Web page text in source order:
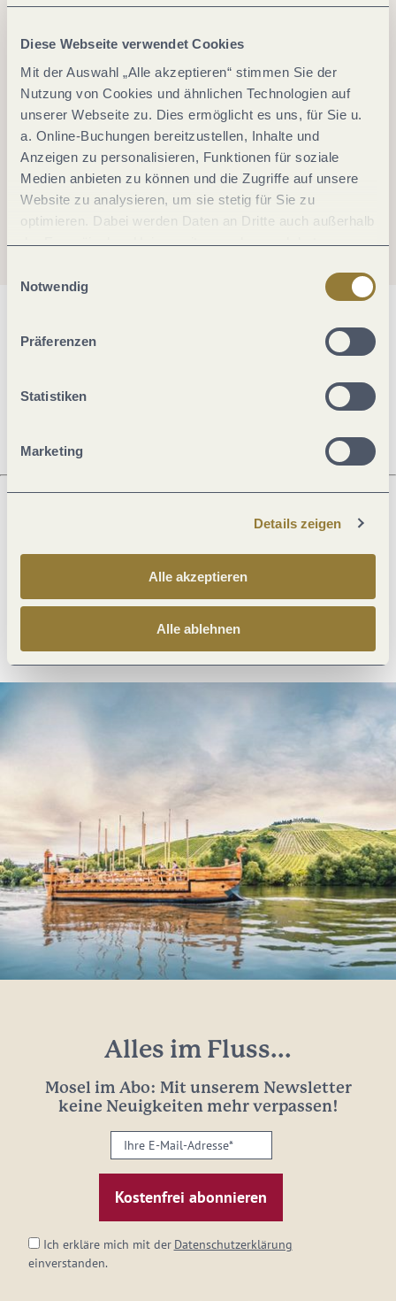
Diese Webseite verwendet Cookies
Mit der Auswahl „Alle akzeptieren“ stimmen Sie der
Nutzung von Cookies und ähnlichen Technologien auf
unserer Webseite zu. Dies ermöglicht es uns, für Sie u.
a. Online-Buchungen bereitzustellen, Inhalte und
Anzeigen zu personalisieren, Funktionen für soziale
Medien anbieten zu können und die Zugriffe auf unsere
Website zu analysieren, um sie stetig für Sie zu
optimieren. Dabei werden Daten an Dritte auch außerhalb
der Europäischen Union weitergegeben und dort
jederzeit widerrufen werden. Mit der Auswahl "Alle
ablehnen" kann es zu Beeinträchtigungen in der Nutzung
Notwendig
Präferenzen
Statistiken
Marketing
Details zeigen
Alle akzeptieren
Alle ablehnen
Allgemeine Informationen
Öffnungszeiten
Anreise planen
Alles im Fluss...
Mosel im Abo: Mit unserem Newsletter
keine Neuigkeiten mehr verpassen!
Ihre
E-
Mail-
Adresse:
Ich erkläre mich mit der Datenschutzerklärung
einverstanden.